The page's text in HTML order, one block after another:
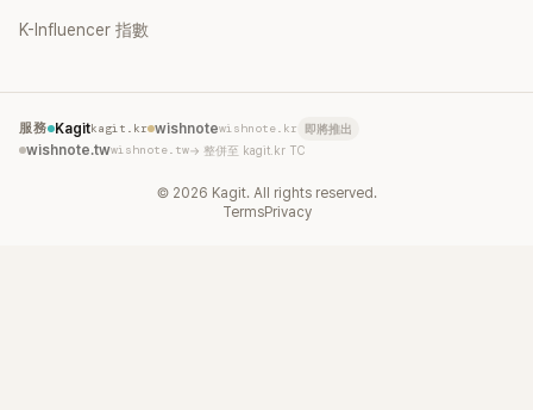
K-Influencer 指數
服務 Kagitkagit.kr wishnotewishnote.kr 即將推出
wishnote.twwishnote.tw→ 整併至 kagit.kr TC
© 2026 Kagit. All rights reserved.
TermsPrivacy